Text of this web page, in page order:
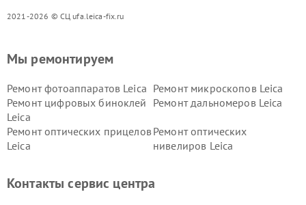
2021-2026 © СЦ ufa.leica-fix.ru
Мы ремонтируем
Ремонт фотоаппаратов Leica Ремонт микроскопов Leica
Ремонт цифровых биноклей
Leica
Ремонт дальномеров Leica
Ремонт оптических прицелов
Leica
Ремонт оптических
нивелиров Leica
Контакты сервис центра